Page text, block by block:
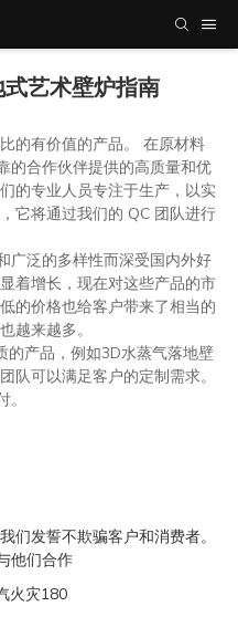
艺术壁炉指南
的有价值的产品。 在原材料
的合作伙伴提供的高质量和优
的专业人员专注于生产，以实
它将通过我们的 QC 团队进行
广泛的多样性而深受国内外好
着增长，现在对这些产品的市
的价格也给客户带来了相当的
越来越多。
产品，例如3D水蒸气落地壁
队可以满足客户的定制需求。
们发誓不欺骗客户和消费者。
他们合作